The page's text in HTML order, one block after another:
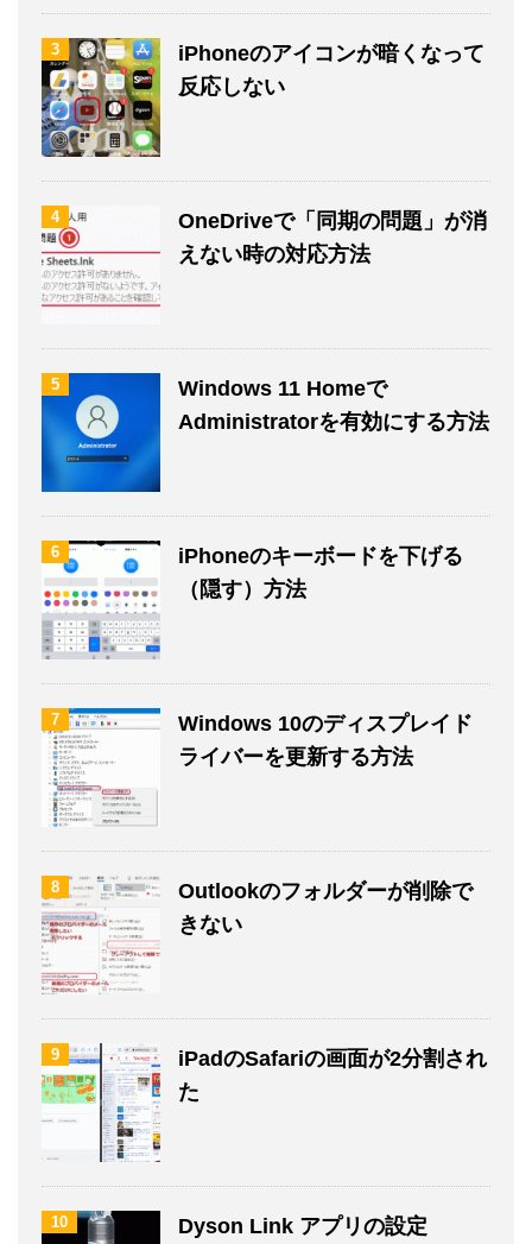
3
iPhoneのアイコンが暗くなって
反応しない
4
OneDriveで「同期の問題」が消
えない時の対応方法
5
Windows 11 Homeで
Administratorを有効にする方法
6
iPhoneのキーボードを下げる
（隠す）方法
7
Windows 10のディスプレイド
ライバーを更新する方法
8
Outlookのフォルダーが削除で
きない
9
iPadのSafariの画面が2分割され
た
10 Dyson Link アプリの設定